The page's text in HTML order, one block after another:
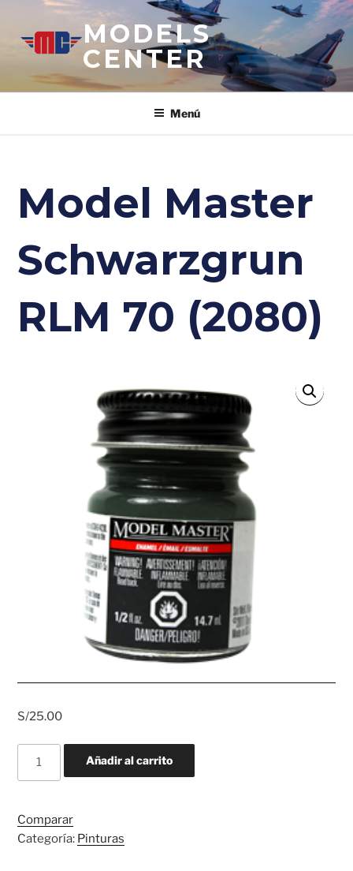
contenido
MODELS
CENTER
Menú
Model Master
Schwarzgrun
RLM 70 (2080)
S/25.00
70
(2080)
Añadir al carrito
Comparar
Categoría: Pinturas